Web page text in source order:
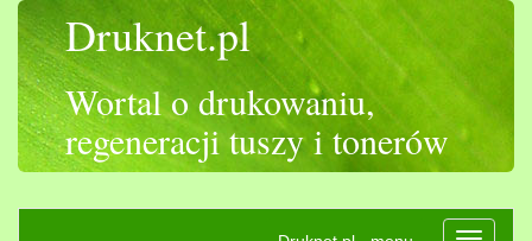
Druknet.pl
Wortal o drukowaniu,
regeneracji tuszy i tonerów